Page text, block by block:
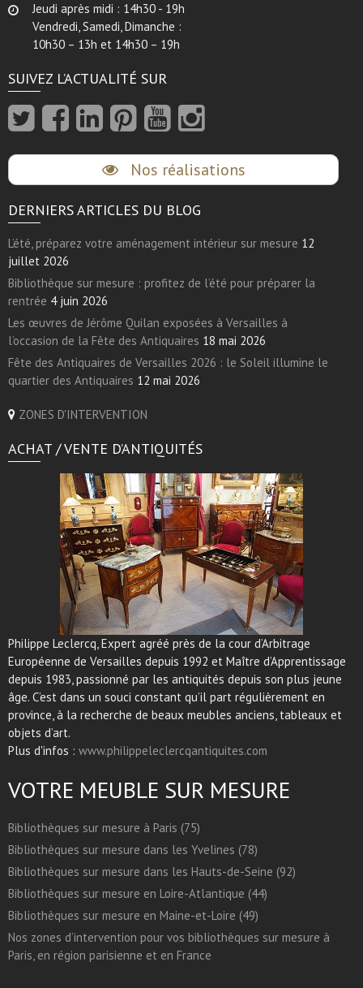
Jeudi après midi : 14h30 - 19h
Vendredi, Samedi, Dimanche :
10h30 – 13h et 14h30 – 19h
SUIVEZ L’ACTUALITÉ SUR
Nos réalisations
DERNIERS ARTICLES DU BLOG
L’été, préparez votre aménagement intérieur sur mesure 12
juillet 2026
Bibliothèque sur mesure : profitez de l’été pour préparer la
rentrée 4 juin 2026
Les œuvres de Jérôme Quilan exposées à Versailles à
l’occasion de la Fête des Antiquaires 18 mai 2026
Fête des Antiquaires de Versailles 2026 : le Soleil illumine le
quartier des Antiquaires 12 mai 2026
ZONES D'INTERVENTION
ACHAT / VENTE D’ANTIQUITÉS
Philippe Leclercq, Expert agréé près de la cour d’Arbitrage
Européenne de Versailles depuis 1992 et Maître d’Apprentissage
depuis 1983, passionné par les antiquités depuis son plus jeune
âge. C’est dans un souci constant qu’il part régulièrement en
province, à la recherche de beaux meubles anciens, tableaux et
objets d’art.
Plus d'infos : www.philippeleclercqantiquites.com
VOTRE MEUBLE SUR MESURE
Bibliothèques sur mesure à Paris (75)
Bibliothèques sur mesure dans les Yvelines (78)
Bibliothèques sur mesure dans les Hauts-de-Seine (92)
Bibliothèques sur mesure en Loire-Atlantique (44)
Bibliothèques sur mesure en Maine-et-Loire (49)
Nos zones d’intervention pour vos bibliothèques sur mesure à
Paris, en région parisienne et en France